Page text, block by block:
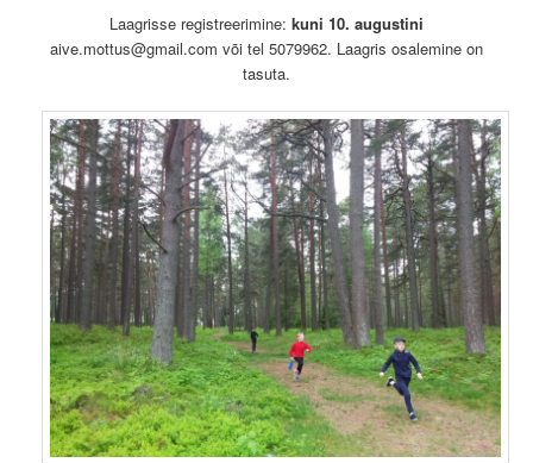
Laagrisse registreerimine: kuni 10. augustini
aive.mottus@gmail.com või tel 5079962. Laagris osalemine on
tasuta.